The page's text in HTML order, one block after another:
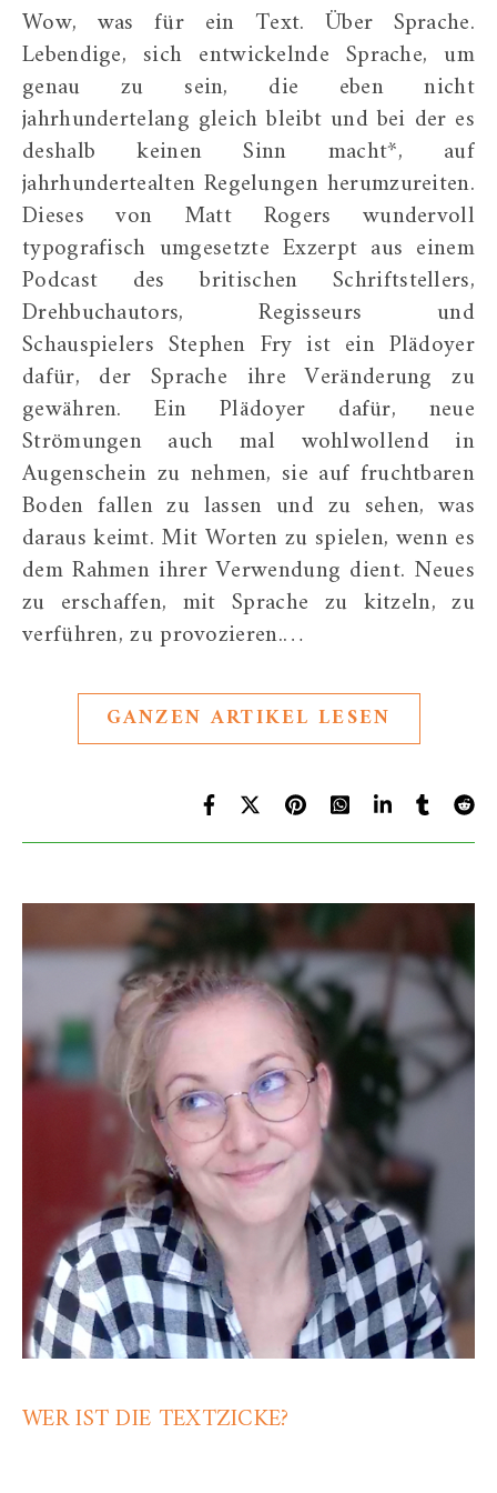
Wow, was für ein Text. Über Sprache.
Lebendige, sich entwickelnde Sprache, um
genau zu sein, die eben nicht
jahrhundertelang gleich bleibt und bei der es
deshalb keinen Sinn macht*, auf
jahrhundertealten Regelungen herumzureiten.
Dieses von Matt Rogers wundervoll
typografisch umgesetzte Exzerpt aus einem
Podcast des britischen Schriftstellers,
Drehbuchautors, Regisseurs und
Schauspielers Stephen Fry ist ein Plädoyer
dafür, der Sprache ihre Veränderung zu
gewähren. Ein Plädoyer dafür, neue
Strömungen auch mal wohlwollend in
Augenschein zu nehmen, sie auf fruchtbaren
Boden fallen zu lassen und zu sehen, was
daraus keimt. Mit Worten zu spielen, wenn es
dem Rahmen ihrer Verwendung dient. Neues
zu erschaffen, mit Sprache zu kitzeln, zu
verführen, zu provozieren.…
GANZEN ARTIKEL LESEN
WER IST DIE TEXTZICKE?